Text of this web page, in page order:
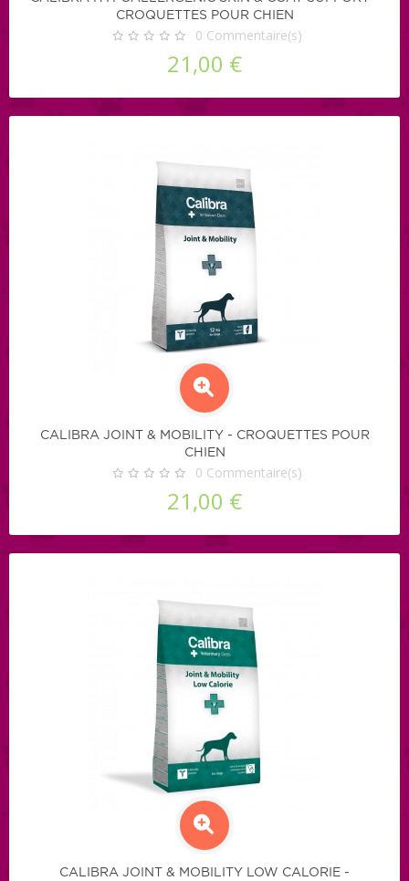
CROQUETTES POUR CHIEN
0 Commentaire(s)
21,00 €
CALIBRA JOINT & MOBILITY - CROQUETTES POUR
CHIEN
0 Commentaire(s)
21,00 €
CALIBRA JOINT & MOBILITY LOW CALORIE -